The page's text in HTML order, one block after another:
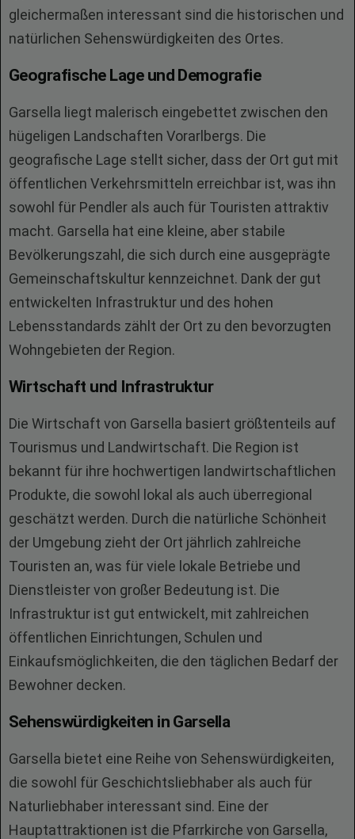
gleichermaßen interessant sind die historischen und
natürlichen Sehenswürdigkeiten des Ortes.
Geografische Lage und Demografie
Garsella liegt malerisch eingebettet zwischen den
hügeligen Landschaften Vorarlbergs. Die
geografische Lage stellt sicher, dass der Ort gut mit
öffentlichen Verkehrsmitteln erreichbar ist, was ihn
sowohl für Pendler als auch für Touristen attraktiv
macht. Garsella hat eine kleine, aber stabile
Bevölkerungszahl, die sich durch eine ausgeprägte
Gemeinschaftskultur kennzeichnet. Dank der gut
entwickelten Infrastruktur und des hohen
Lebensstandards zählt der Ort zu den bevorzugten
Wohngebieten der Region.
Wirtschaft und Infrastruktur
Die Wirtschaft von Garsella basiert größtenteils auf
Tourismus und Landwirtschaft. Die Region ist
bekannt für ihre hochwertigen landwirtschaftlichen
Produkte, die sowohl lokal als auch überregional
geschätzt werden. Durch die natürliche Schönheit
der Umgebung zieht der Ort jährlich zahlreiche
Touristen an, was für viele lokale Betriebe und
Dienstleister von großer Bedeutung ist. Die
Infrastruktur ist gut entwickelt, mit zahlreichen
öffentlichen Einrichtungen, Schulen und
Einkaufsmöglichkeiten, die den täglichen Bedarf der
Bewohner decken.
Sehenswürdigkeiten in Garsella
Garsella bietet eine Reihe von Sehenswürdigkeiten,
die sowohl für Geschichtsliebhaber als auch für
Naturliebhaber interessant sind. Eine der
Hauptattraktionen ist die Pfarrkirche von Garsella,